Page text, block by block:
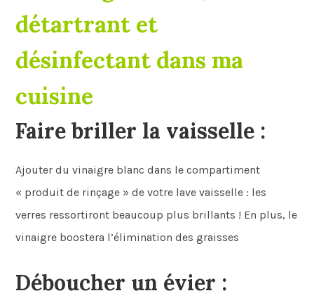
détartrant et
désinfectant dans ma
cuisine
Faire briller la vaisselle :
Ajouter du vinaigre blanc dans le compartiment
« produit de rinçage » de votre lave vaisselle : les
verres ressortiront beaucoup plus brillants ! En plus, le
vinaigre boostera l’élimination des graisses
Déboucher un évier :